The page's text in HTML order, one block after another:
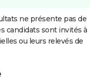
ne présente pas de
candidats sont invités à
ou leurs relevés de